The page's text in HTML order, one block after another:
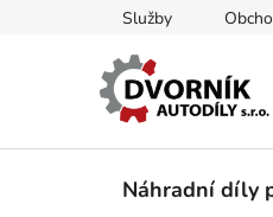
Služby
Náhradní díly